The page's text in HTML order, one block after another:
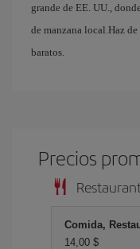
grande de EE. UU.,
de manzana local.Haz
baratos.
Precios
Comida,
14,00 $